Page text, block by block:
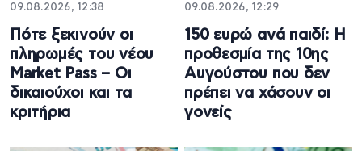
09.08.2026, 12:38
Πότε ξεκινούν οι
πληρωμές του νέου
Market Pass – Οι
δικαιούχοι και τα
κριτήρια
09.08.2026, 12:29
150 ευρώ ανά παιδί: Η
προθεσμία της 10ης
Αυγούστου που δεν
πρέπει να χάσουν οι
γονείς